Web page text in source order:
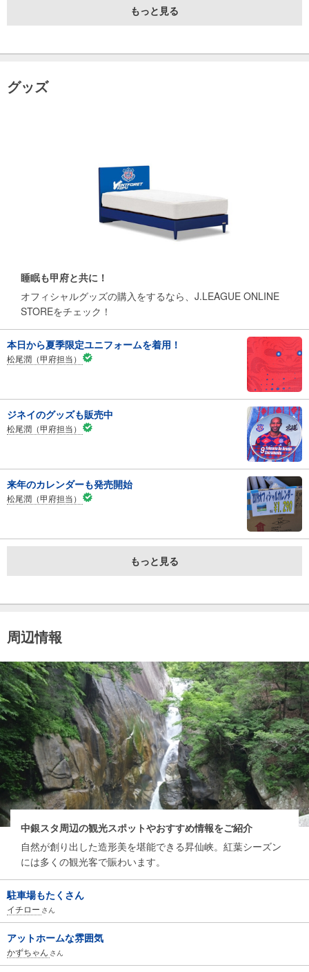
もっと見る
グッズ
睡眠も甲府と共に！
オフィシャルグッズの購入をするなら、J.LEAGUE ONLINE
STOREをチェック！
本日から夏季限定ユニフォームを着用！
松尾潤（甲府担当）
ジネイのグッズも販売中
松尾潤（甲府担当）
来年のカレンダーも発売開始
松尾潤（甲府担当）
もっと見る
周辺情報
中銀スタ周辺の観光スポットやおすすめ情報をご紹介
自然が創り出した造形美を堪能できる昇仙峡。紅葉シーズン
には多くの観光客で賑わいます。
駐車場もたくさん
イチロー さん
アットホームな雰囲気
かずちゃん さん